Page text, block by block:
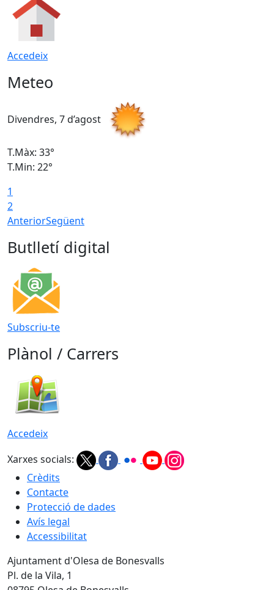
Accedeix
Meteo
Divendres, 7 d’agost
T.Màx: 33°
T.Min: 22°
1
2
AnteriorSegüent
Butlletí digital
Subscriu-te
Plànol / Carrers
Accedeix
Xarxes socials:
Crèdits
Contacte
Protecció de dades
Avís legal
Accessibilitat
Ajuntament d'Olesa de Bonesvalls
Pl. de la Vila, 1